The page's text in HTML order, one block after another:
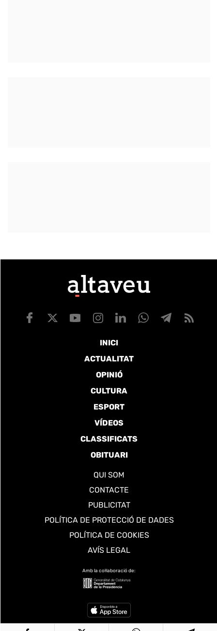
INICI
ACTUALITAT
OPINIÓ
CULTURA
ESPORT
VÍDEOS
CLASSIFICATS
OBITUARI
QUI SOM
CONTACTE
PUBLICITAT
POLÍTICA DE PROTECCIÓ DE DADES
POLÍTICA DE COOKIES
AVÍS LEGAL
Amb la col·laboració de: